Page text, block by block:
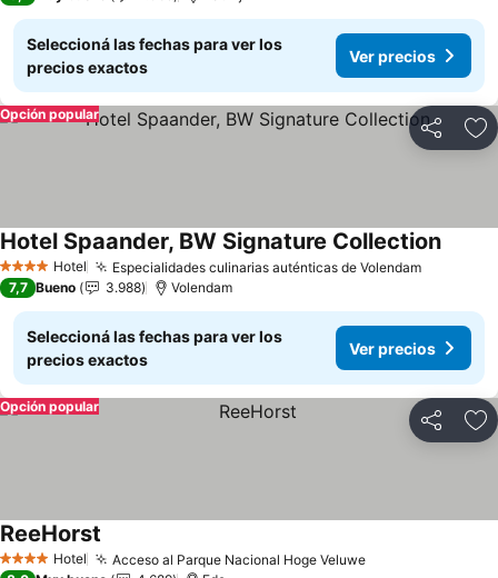
Seleccioná las fechas para ver los
precios exactos
Ver precios
Compartir
Opción popular
4 EstrellasHotel Especialidades culinarias auténticas de Volendam
Hotel Spaander, BW Signature Collection
7,7 Bueno 3.988 Volendam
Seleccioná las fechas para ver los
precios exactos
Ver precios
Compartir
Opción popular
4 EstrellasHotel Acceso al Parque Nacional Hoge Veluwe
ReeHorst